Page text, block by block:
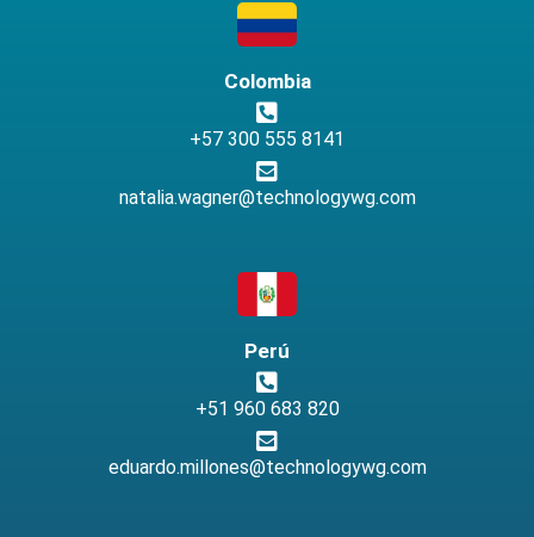
Colombia
+57 300 555 8141
natalia.wagner@technologywg.com
Perú
+51 960 683 820
eduardo.millones@technologywg.com